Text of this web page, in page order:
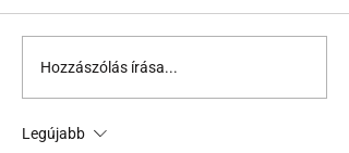
Támogathatsz és
ajánlhatsz: Te is részt
vehetsz a Pécs Pride
Hozzászólás írása...
Legújabb